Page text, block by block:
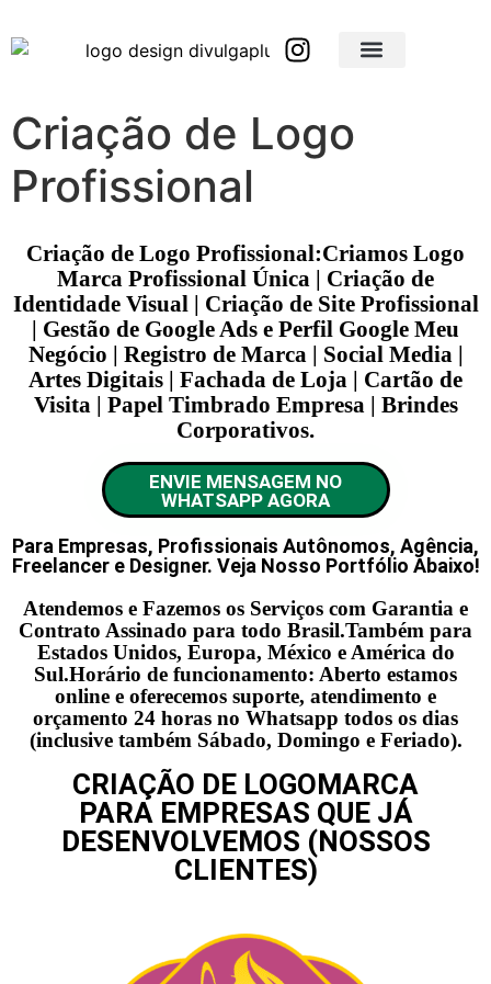
Criação de Logo
Profissional
Criação de Logo Profissional:Criamos Logo
Marca Profissional Única | Criação de
Identidade Visual | Criação de Site Profissional
| Gestão de Google Ads e Perfil Google Meu
Negócio | Registro de Marca | Social Media |
Artes Digitais | Fachada de Loja | Cartão de
Visita | Papel Timbrado Empresa | Brindes
Corporativos.
ENVIE MENSAGEM NO
WHATSAPP AGORA
Para Empresas, Profissionais Autônomos, Agência,
Freelancer e Designer. Veja Nosso Portfólio Abaixo!
Atendemos e Fazemos os Serviços com Garantia e
Contrato Assinado para todo Brasil.Também para
Estados Unidos, Europa, México e América do
Sul.Horário de funcionamento: Aberto estamos
online e oferecemos suporte, atendimento e
orçamento 24 horas no Whatsapp todos os dias
(inclusive também Sábado, Domingo e Feriado).
CRIAÇÃO DE LOGOMARCA
PARA EMPRESAS QUE JÁ
DESENVOLVEMOS (NOSSOS
CLIENTES)